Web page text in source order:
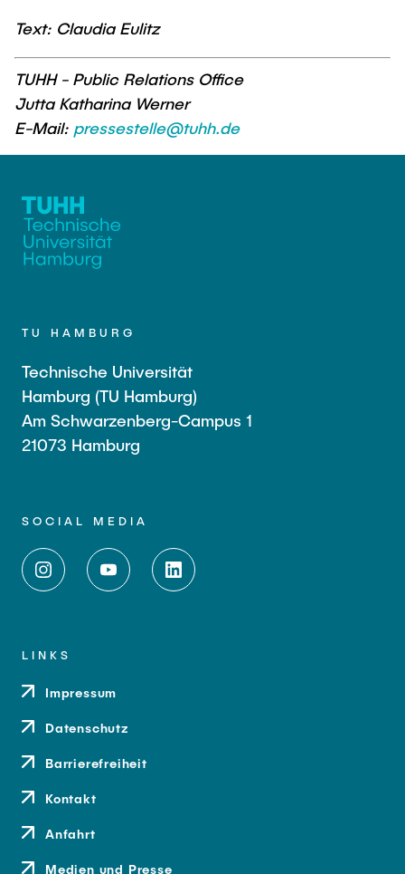
Text: Claudia Eulitz
TUHH - Public Relations Office
Jutta Katharina Werner
E-Mail: pressestelle@tuhh.de
TU HAMBURG
Technische Universität
Hamburg (TU Hamburg)
Am Schwarzenberg-Campus 1
21073 Hamburg
SOCIAL MEDIA
LINKS
Impressum
Datenschutz
Barrierefreiheit
Kontakt
Anfahrt
Medien und Presse